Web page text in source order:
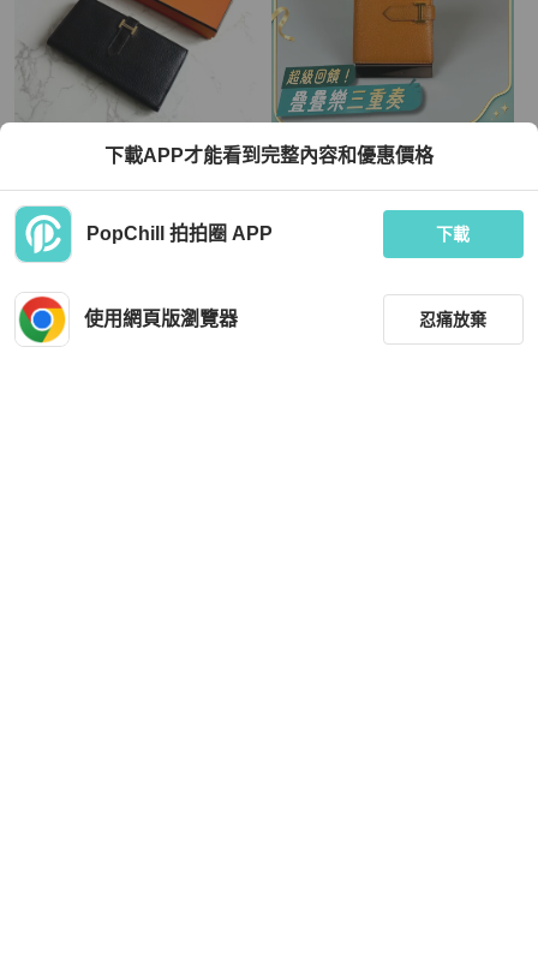
金色 Bearn長夾 錢包 皮夾 中古包 二
手包
TWD 30,632
現折 800
狀況良好
Hermès
TWD 37,700
本地 免運
下載APP才能看到完整內容和優惠價格
PopChill 拍拍圈 APP 下載
使用網頁版瀏覽器 忍痛放棄